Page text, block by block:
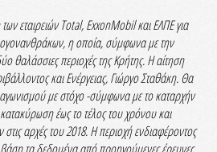
εταιρειών Total, ExxonMobil και ΕΛΠΕ για
η οποία, σύμφωνα με την
θαλάσσιες περιοχές της Κρήτης. Η αίτηση
και Ενέργειας, Γιώργο Σταθάκη. Θα
με στόχο -σύμφωνα με το καταρχήν
έως το τέλος του χρόνου και
αρχές του 2018. Η περιοχή ενδιαφέροντος